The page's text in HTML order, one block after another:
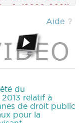
n2 (2020-2021)
2021) (PDF)
(PDF)
|
(PDF)
|
|DECRET
641 n4 (2020-
(2020-2021)
2021) (PDF)
(PDF)
Aide
du
relatif à
de droit public
pour la